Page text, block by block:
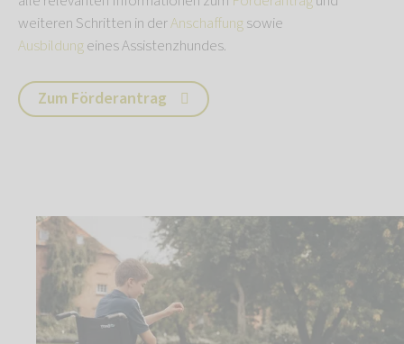
weiteren Schritten in derAnschaffungsowie
Ausbildungeines Assistenzhundes.
Zum Förderantrag